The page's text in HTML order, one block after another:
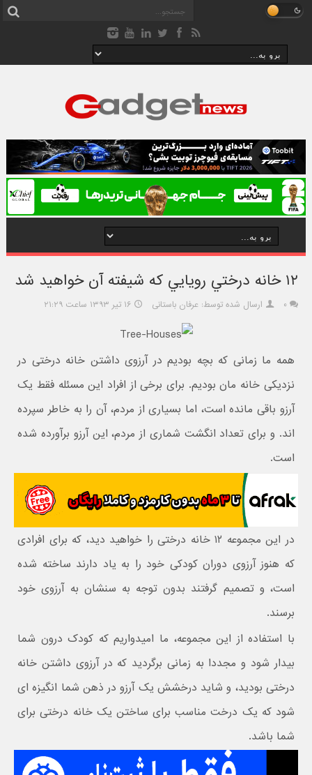
۱۲ خانه درختي رويايي که شيفته آن خواهيد شد
۰ ارسال شده توسط: عرفان باستانی ۱۶ تیر ۱۳۹۳ ساعت ۲۱:۲۹
همه ما زمانی که بچه بودیم در آرزوی داشتن خانه درختی در
نزدیکی خانه مان بودیم. برای برخی از افراد این مسئله فقط یک
آرزو باقی مانده است، اما بسیاری از مردم، آن را به خاطر سپرده
اند. و برای تعداد انگشت شماری از مردم، این آرزو برآورده شده
است.
در این مجموعه ۱۲ خانه درختی را خواهید دید، که برای افرادی
که هنوز آرزوی دوران کودکی خود را به یاد دارند ساخته شده
است، و تصمیم گرفتند بدون توجه به سنشان به آرزوی خود
برسند.
با استفاده از این مجموعه، ما امیدواریم که کودک درون شما
بیدار شود و مجددا به زمانی برگردید که در آرزوی داشتن خانه
درختی بودید، و شاید درخشش یک آرزو در ذهن شما انگیزه ای
شود که یک درخت مناسب برای ساختن یک خانه درختی برای
شما باشد.